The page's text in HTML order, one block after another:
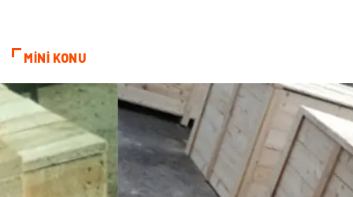
Bakım Aksesuar
Sağlık Haberleri Blogroll
MİNİ KONU